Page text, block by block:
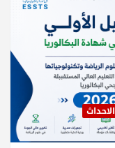
الاحداث